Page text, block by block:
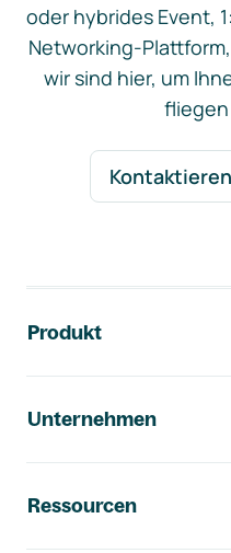
oder hybrides Event,
Networking-
wir sind hier, um
fliegen
Produkt
Unternehmen
Ressourcen